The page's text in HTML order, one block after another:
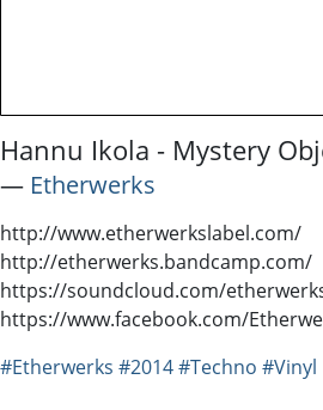
Hannu Ikola - Mystery
― Etherwerks
http://www.etherwerkslabel.com/
http://etherwerks.bandcamp.com/
https://soundcloud.com/
https://www.facebook.com/
#Etherwerks #2014#Techno #Vinyl